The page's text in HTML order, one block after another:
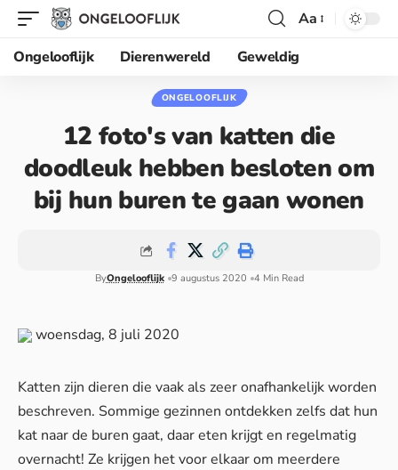
Aa
Ongelooflijk
Dierenwereld Geweldig
ONGELOOFLIJK
12 foto's van katten die
doodleuk hebben besloten om
bij hun buren te gaan wonen
ByOngelooflijk 9 augustus 2020 4 Min Read
woensdag, 8 juli 2020
Katten zijn dieren die vaak als zeer onafhankelijk worden
beschreven. Sommige gezinnen ontdekken zelfs dat hun
kat naar de buren gaat, daar eten krijgt en regelmatig
overnacht! Ze krijgen het voor elkaar om meerdere